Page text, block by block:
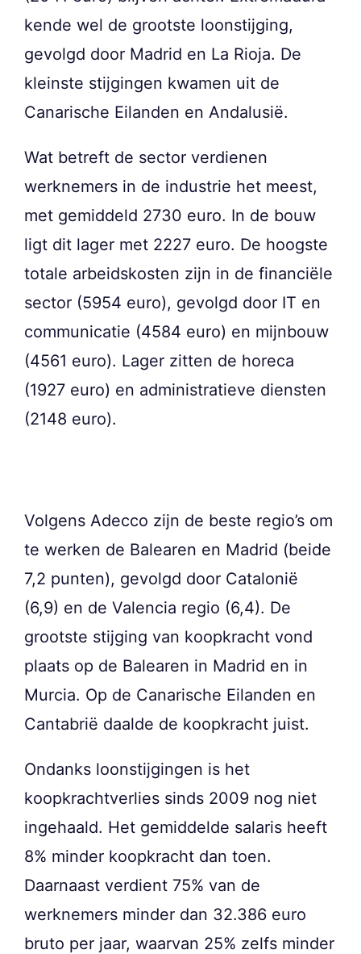
kende wel de grootste loonstijging,
gevolgd door Madrid en La Rioja. De
kleinste stijgingen kwamen uit de
Canarische Eilanden en Andalusië.
Wat betreft de sector verdienen
werknemers in de industrie het meest,
met gemiddeld 2730 euro. In de bouw
ligt dit lager met 2227 euro. De hoogste
totale arbeidskosten zijn in de financiële
sector (5954 euro), gevolgd door IT en
communicatie (4584 euro) en mijnbouw
(4561 euro). Lager zitten de horeca
(1927 euro) en administratieve diensten
(2148 euro).
Volgens Adecco zijn de beste regio’s om
te werken de Balearen en Madrid (beide
7,2 punten), gevolgd door Catalonië
(6,9) en de Valencia regio (6,4). De
grootste stijging van koopkracht vond
plaats op de Balearen in Madrid en in
Murcia. Op de Canarische Eilanden en
Cantabrië daalde de koopkracht juist.
Ondanks loonstijgingen is het
koopkrachtverlies sinds 2009 nog niet
ingehaald. Het gemiddelde salaris heeft
8% minder koopkracht dan toen.
Daarnaast verdient 75% van de
werknemers minder dan 32.386 euro
bruto per jaar, waarvan 25% zelfs minder